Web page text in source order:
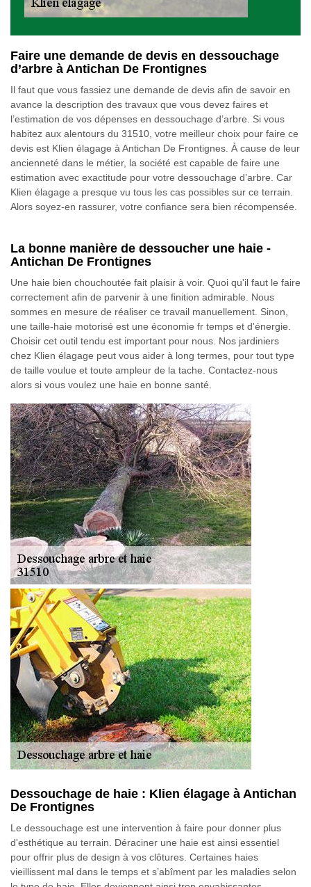
Faire une demande de devis en dessouchage
d’arbre à Antichan De Frontignes
Il faut que vous fassiez une demande de devis afin de savoir en
avance la description des travaux que vous devez faires et
l’estimation de vos dépenses en dessouchage d’arbre. Si vous
habitez aux alentours du 31510, votre meilleur choix pour faire ce
devis est Klien élagage à Antichan De Frontignes. À cause de leur
ancienneté dans le métier, la société est capable de faire une
estimation avec exactitude pour votre dessouchage d’arbre. Car
Klien élagage a presque vu tous les cas possibles sur ce terrain.
Alors soyez-en rassurer, votre confiance sera bien récompensée.
La bonne manière de dessoucher une haie -
Antichan De Frontignes
Une haie bien chouchoutée fait plaisir à voir. Quoi qu'il faut le faire
correctement afin de parvenir à une finition admirable. Nous
sommes en mesure de réaliser ce travail manuellement. Sinon,
une taille-haie motorisé est une économie fr temps et d'énergie.
Choisir cet outil tendu est important pour nous. Nos jardiniers
chez Klien élagage peut vous aider à long termes, pour tout type
de taille voulue et toute ampleur de la tache. Contactez-nous
alors si vous voulez une haie en bonne santé.
Dessouchage de haie : Klien élagage à Antichan
De Frontignes
Le dessouchage est une intervention à faire pour donner plus
d'esthétique au terrain. Déraciner une haie est ainsi essentiel
pour offrir plus de design à vos clôtures. Certaines haies
vieillissent mal dans le temps et s’abîment par les maladies selon